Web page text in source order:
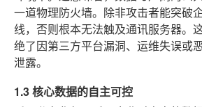
一道物理防火墙。除非攻击者能突破
线，否则根本无法触及通讯服务器。
绝了因第三方平台漏洞、运维失误或
泄露。
1.3 核心数据的自主可控